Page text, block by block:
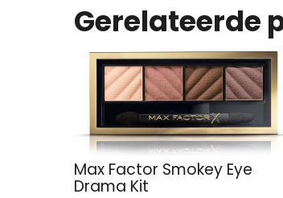
Gerelateerde
Max Factor Smokey Eye
Drama Kit